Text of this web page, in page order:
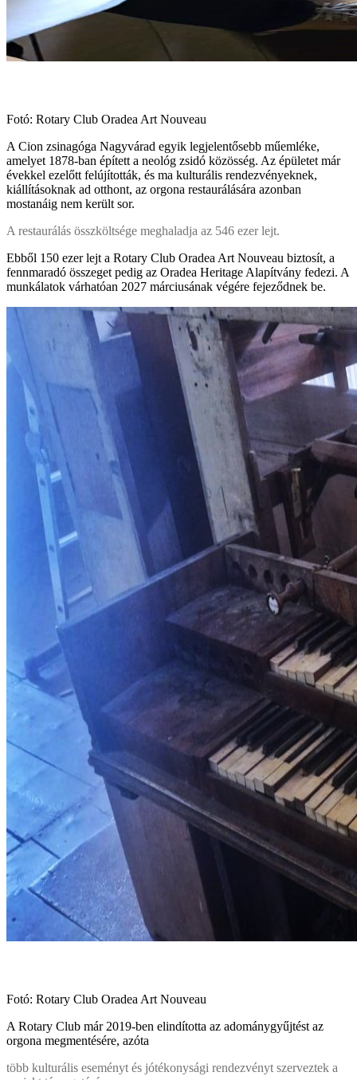
Fotó: Rotary Club Oradea Art Nouveau
A Cion zsinagóga Nagyvárad egyik legjelentősebb műemléke,
amelyet 1878-ban épített a neológ zsidó közösség. Az épületet már
évekkel ezelőtt felújították, és ma kulturális rendezvényeknek,
kiállításoknak ad otthont, az orgona restaurálására azonban
mostanáig nem került sor.
A restaurálás összköltsége meghaladja az 546 ezer lejt.
Ebből 150 ezer lejt a Rotary Club Oradea Art Nouveau biztosít, a
fennmaradó összeget pedig az Oradea Heritage Alapítvány fedezi. A
munkálatok várhatóan 2027 márciusának végére fejeződnek be.
Fotó: Rotary Club Oradea Art Nouveau
A Rotary Club már 2019-ben elindította az adománygyűjtést az
orgona megmentésére, azóta
több kulturális eseményt és jótékonysági rendezvényt szerveztek a